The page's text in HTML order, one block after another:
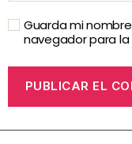
Guarda mi
navegador para